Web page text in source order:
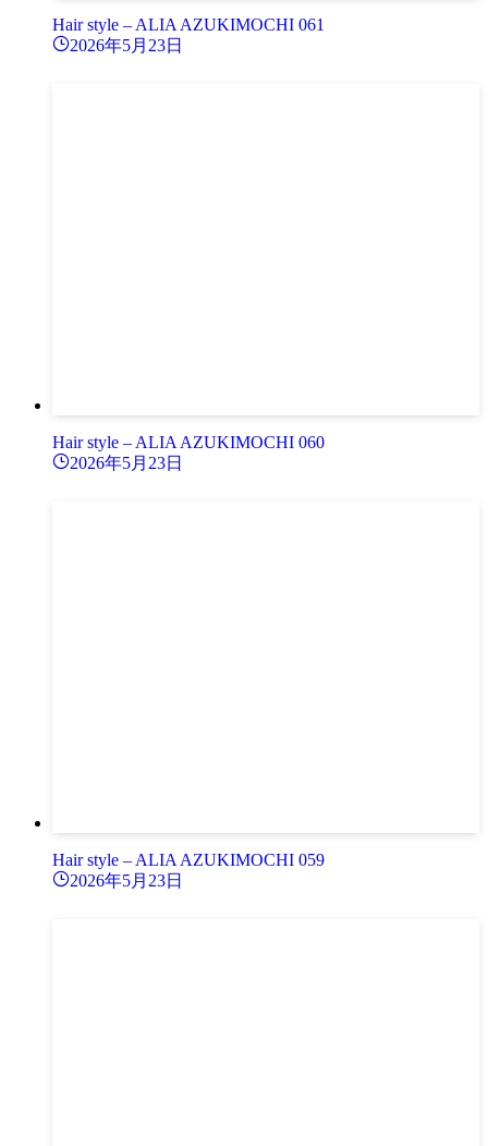
Hair style – ALIA AZUKIMOCHI 061
2026年5月23日
Hair style – ALIA AZUKIMOCHI 060
2026年5月23日
Hair style – ALIA AZUKIMOCHI 059
2026年5月23日